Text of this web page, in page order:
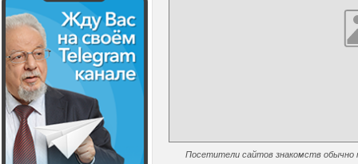
Посетители сайтов знакомств обычно